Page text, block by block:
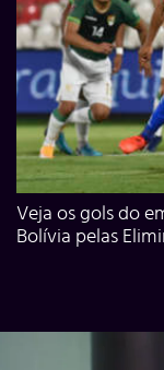
Veja os gols do
Bolívia pelas